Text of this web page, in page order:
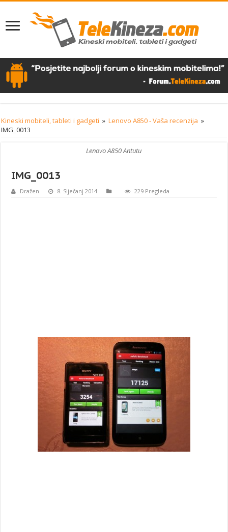
Kineski mobiteli, tableti i gadgeti » Lenovo A850 - Vaša recenzija »
IMG_0013
Lenovo A850 Antutu
IMG_0013
Dražen 8. Siječanj 2014 229 Pregleda